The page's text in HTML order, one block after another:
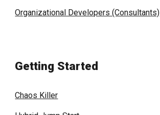
Organizational Developers (Consultants)
Getting Started
Chaos Killer